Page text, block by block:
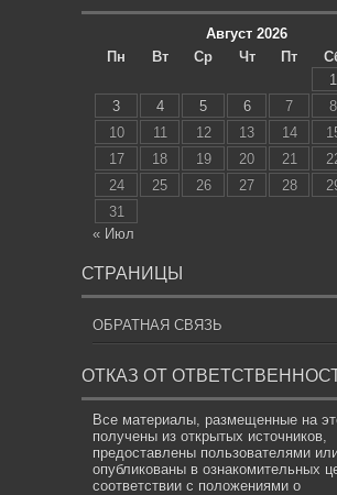
Август 2026
Пн
Вт Ср Чт Пт
1
3
4 5 6 7 8
10
11 12 13 14
17
18 19 20 21
24
25 26 27 28
31
« Июл
СТРАНИЦЫ
ОБРАТНАЯ СВЯЗЬ
ОТКАЗ ОТ
Все материалы, размещенные на
получены из открытых источников,
предоставлены пользователями
опубликованы в ознакомительных
соответствии с положениями о